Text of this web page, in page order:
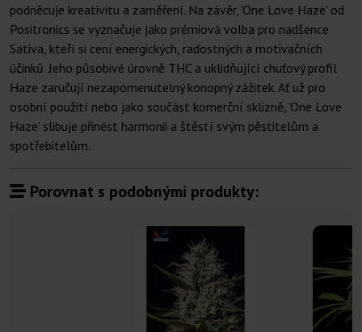
podněcuje kreativitu a zaměření. Na závěr, 'One Love Haze' od
Positronics se vyznačuje jako prémiová volba pro nadšence
Sativa, kteří si cení energických, radostných a motivačních
účinků. Jeho působivé úrovně THC a uklidňující chuťový profil
Haze zaručují nezapomenutelný konopný zážitek. Ať už pro
osobní použití nebo jako součást komerční sklizně, 'One Love
Haze' slibuje přinést harmonii a štěstí svým pěstitelům a
spotřebitelům.
Porovnat s podobnými produkty: